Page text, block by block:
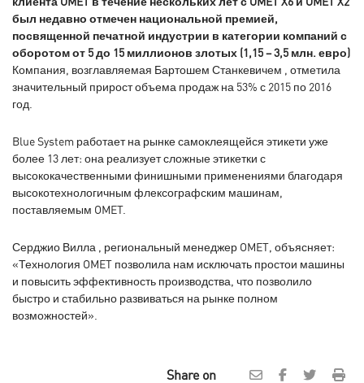
был недавно отмечен национальной премией,
посвященной печатной индустрии в категории компаний с
оборотом от 5 до 15 миллионов злотых (1,15 – 3,5 млн. евро)
Компания, возглавляемая Бартошем Станкевичем , отметила
значительный прирост объема продаж на 53% с 2015 по 2016
год.
Blue System работает на рынке самоклеящейся этикети уже
более 13 лет: она реализует сложные этикетки с
высококачественными финишными применениями благодаря
высокотехнологичным флексографским машинам,
поставляемым OMET.
Серджио Вилла , региональный менеджер OMET, объясняет:
«Технология OMET позволила нам исключать простои машины
и повысить эффективность производства, что позволило
быстро и стабильно развиваться на рынке полном
возможностей».
Share on